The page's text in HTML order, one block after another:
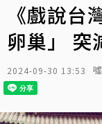
《戲說台
卵巢」 突
2024-09-30 13:53